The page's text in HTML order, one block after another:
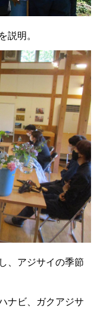
明。
アジサイの季節
ナビ、ガクアジサ